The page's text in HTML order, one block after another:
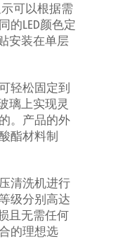
示可以根据需
的LED颜色定
安装在单层
轻松固定到
璃上实现灵
。产品的外
酯材料制
清洗机进行
级分别高达
且无需任何
的理想选